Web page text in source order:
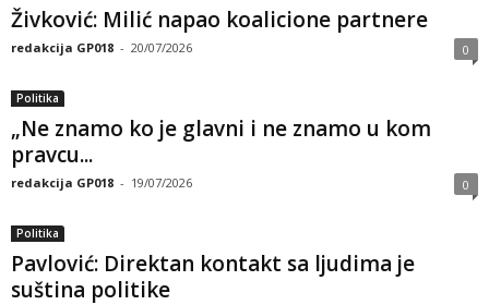
Živković: Milić napao koalicione partnere
redakcija GP018 - 20/07/2026 0
Politika
„Ne znamo ko je glavni i ne znamo u kom
pravcu...
redakcija GP018 - 19/07/2026 0
Politika
Pavlović: Direktan kontakt sa ljudima je
suština politike